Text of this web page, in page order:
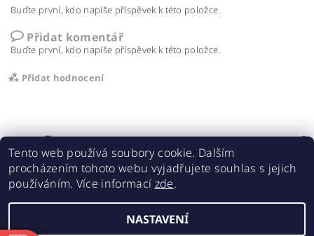
Buďte první, kdo napíše příspěvek k této položce.
Přidat komentář
Buďte první, kdo napíše příspěvek k této položce.
Přidat hodnocení
Acebikes bezpečná přeprava, parkování motocyklů a skútrů
Tento web používá soubory cookie. Dalším
procházením tohoto webu vyjadřujete souhlas s jejich
používáním. Více informací zde.
NASTAVENÍ